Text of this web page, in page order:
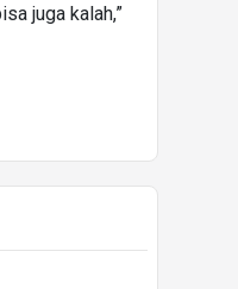
juga kalah,”